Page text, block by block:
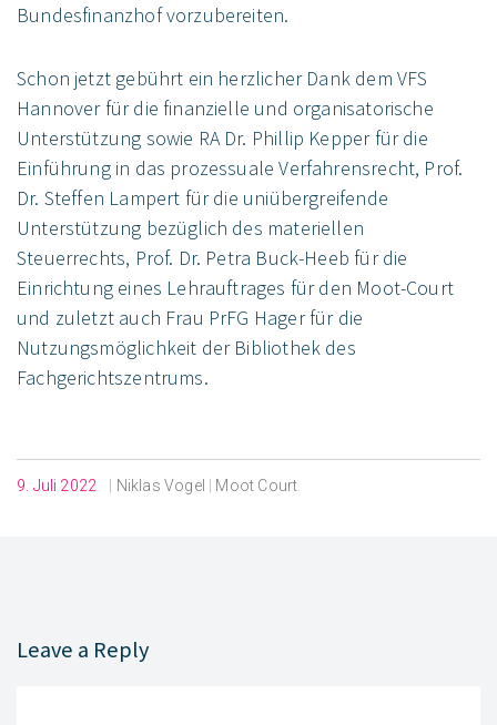
Bundesfinanzhof vorzubereiten.
Schon jetzt gebührt ein herzlicher Dank dem VFS
Hannover für die finanzielle und organisatorische
Unterstützung sowie RA Dr. Phillip Kepper für die
Einführung in das prozessuale Verfahrensrecht, Prof.
Dr. Steffen Lampert für die uniübergreifende
Unterstützung bezüglich des materiellen
Steuerrechts, Prof. Dr. Petra Buck-Heeb für die
Einrichtung eines Lehrauftrages für den Moot-Court
und zuletzt auch Frau PrFG Hager für die
Nutzungsmöglichkeit der Bibliothek des
Fachgerichtszentrums.
9. Juli 2022 Niklas Vogel Moot Court
Leave a Reply